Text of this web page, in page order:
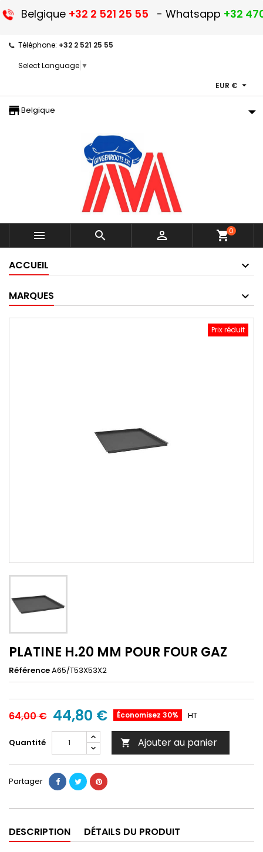
Belgique +32 2 521 25 55 - Whatsapp +32
Téléphone: +32 2 521 25 55
Select Language ▼
EUR € 
storefront
Belgique
   shopping_cart0
ACCUEIL
MARQUES
Prix réduit
PLATINE H.20 MM POUR FOUR GAZ
RéférenceA65/T53X53X2
64,00 € 44,80 € Économisez 30% HT
Quantité  Ajouter au panier
Partager
DESCRIPTION DÉTAILS DU PRODUIT